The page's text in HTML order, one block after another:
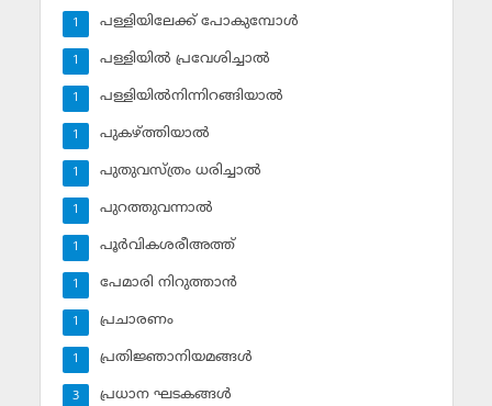
പള്ളിയിലേക്ക് പോകുമ്പോള്‍
1
പള്ളിയില്‍ പ്രവേശിച്ചാല്‍
1
പള്ളിയില്‍നിന്നിറങ്ങിയാല്‍
1
പുകഴ്ത്തിയാല്‍
1
പുതുവസ്ത്രം ധരിച്ചാല്‍
1
പുറത്തുവന്നാല്‍
1
പൂര്‍വികശരീഅത്ത്
1
പേമാരി നിറുത്താന്‍
1
പ്രചാരണം
1
പ്രതിജ്ഞാനിയമങ്ങള്‍
1
പ്രധാന ഘടകങ്ങള്‍
3